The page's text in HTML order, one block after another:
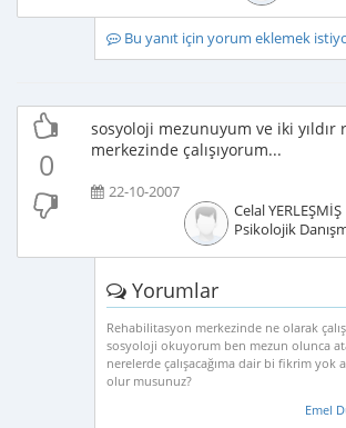
Bu yanıt için yorum eklemek
0
sosyoloji mezunuyum ve iki yıldır
merkezinde çalışıyorum...
22-10-2007
Celal YERLEŞMİŞ
Psikolojik
Yorumlar
Rehabilitasyon merkezinde ne olarak
sosyoloji okuyorum ben mezun olunca
nerelerde çalışacağıma dair bi fikrim yok
olur musunuz?
Emel